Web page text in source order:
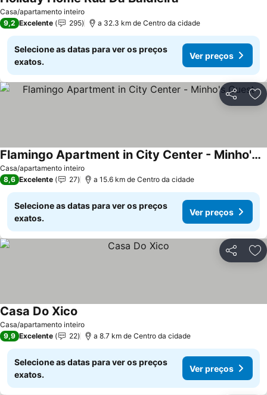
Casa/apartamento inteiro
9,2 Excelente 295 a 32.3 km de Centro da cidade
Selecione as datas para ver os preços
exatos.
Ver preços
Partilhar
Casa/apartamento inteiro
Flamingo Apartment in City Center - Minho's Guest
8,6 Excelente 27 a 15.6 km de Centro da cidade
Selecione as datas para ver os preços
exatos.
Ver preços
Partilhar
Casa/apartamento inteiro
Casa Do Xico
9,9 Excelente 22 a 8.7 km de Centro da cidade
Selecione as datas para ver os preços
exatos.
Ver preços